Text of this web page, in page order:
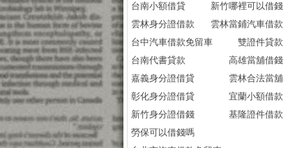
台南小額借貸
新竹哪裡可以借錢
雲林身分證借款
雲林當鋪汽車借款
台中汽車借款免留車
雙證件貸款
台南代書貸款
高雄當舖借錢
嘉義身分證借貸
雲林合法當舖
彰化身分證借貸
宜蘭小額借款
新竹身分證借錢
基隆證件借款
勞保可以借錢嗎